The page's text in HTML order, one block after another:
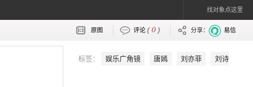
找对象点这里
原图 评论 (0 ) 分享： 易信
标签： 娱乐广角镜 唐嫣 刘亦菲
刘诗